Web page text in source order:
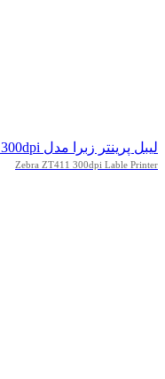
لیبل پرینتر زبرا مدل ZT411 300dpi
Zebra ZT411 300dpi Lable Printer